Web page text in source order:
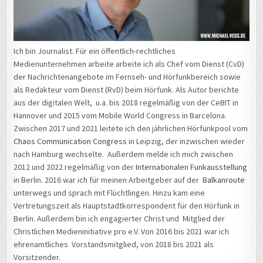
Ich bin Journalist. Für ein öffentlich-rechtliches
Medienunternehmen arbeite arbeite ich als Chef vom Dienst (CvD)
der Nachrichtenangebote im Fernseh- und Hörfunkbereich sowie
als Redakteur vom Dienst (RvD) beim Hörfunk. Als Autor berichte
aus der digitalen Welt, u.a. bis 2018 regelmäßig von der CeBIT in
Hannover und 2015 vom Mobile World Congress in Barcelona.
Zwischen 2017 und 2021 leitete ich den jährlichen Hörfunkpool vom
Chaos Communication Congress in Leipzig, der inzwischen wieder
nach Hamburg wechselte. Außerdem melde ich mich zwischen
2012 und 2022 regelmäßig von derInternationalen Funkausstellung
in Berlin. 2016 war ich für meinen Arbeitgeber auf derBalkanroute
unterwegs und sprach mit Flüchtlingen. Hinzu kam eine
Vertretungszeit als Hauptstadtkorrespondent für den Hörfunk in
Berlin. Außerdem bin ich engagierter Christ und Mitglied der
Christlichen Medieninitiative pro e.V. Von 2016 bis 2021 war ich
ehrenamtliches Vorstandsmitglied, von 2018 bis 2021 als
Vorsitzender.